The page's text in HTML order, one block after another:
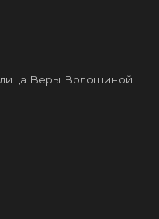
Веры Волошиной